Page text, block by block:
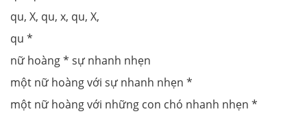
qu, X, qu, x, qu, X,
qu *
nữ hoàng * sự nhanh nhẹn
một nữ hoàng với sự nhanh nhẹn *
một nữ hoàng với những con chó nhanh nhẹn *